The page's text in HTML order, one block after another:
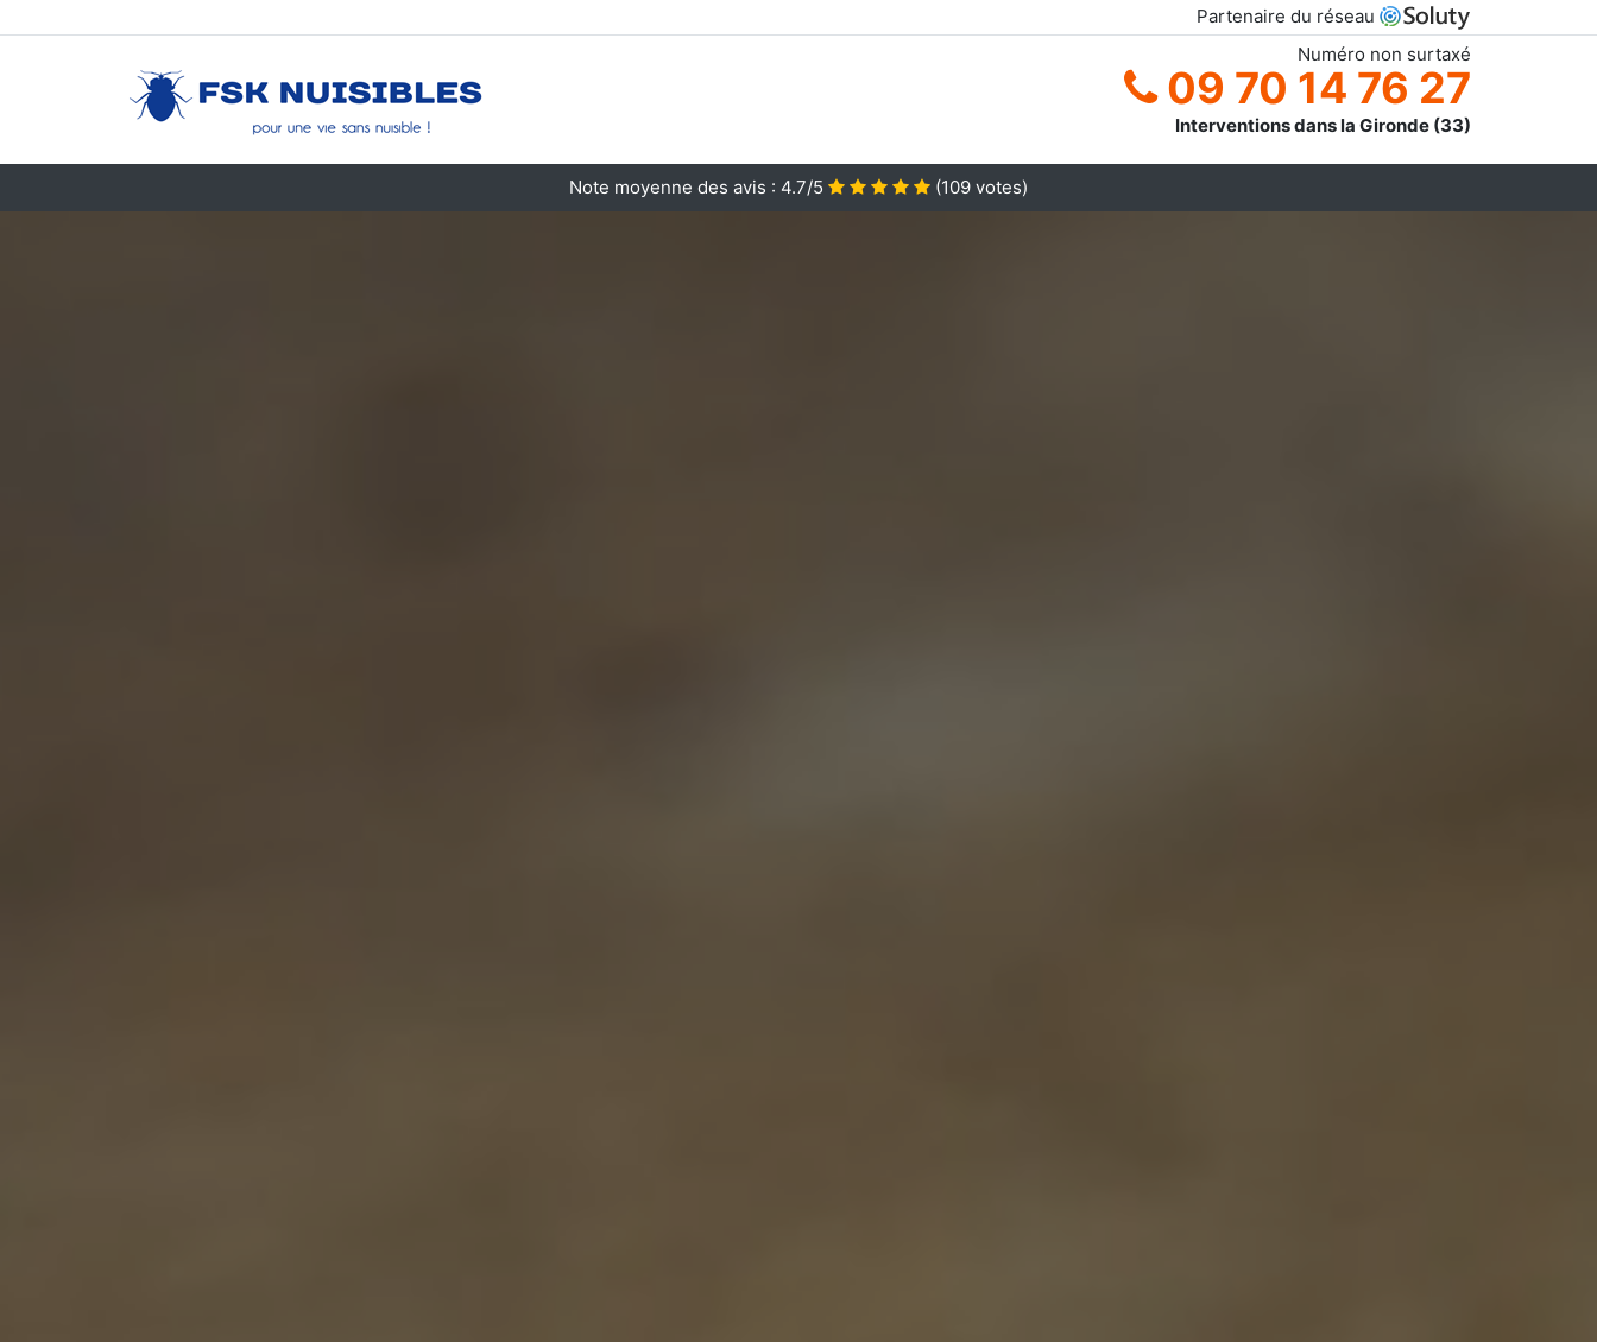
Partenaire du réseau
Numéro non surtaxé
09 70 14 76 27
Interventions dans la Gironde (33)
Note moyenne des avis : 4.7/5 (109 votes)